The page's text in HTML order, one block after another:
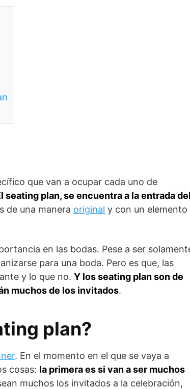
que van a ocupar cada uno de
seating plan, se encuentra a la entrada
de una manera original y con un elemento
en las bodas. Pese a ser
para una boda. Pero es que, las
y lo que no. Y los seating plan son de
muchos de los invitados.
plan?
. En el momento en el que se vaya a
cosas: la primera es si van a ser muchos
muchos los invitados a la celebración,